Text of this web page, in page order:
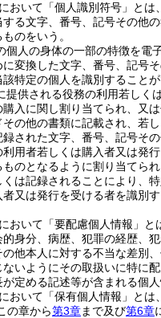
おいて「個人識別符号」とは、
る文字、番号、記号その他
のをいう。
個人の身体の一部の特徴を電
に変換した文字、番号、記号
該特定の個人を識別すること
提供される役務の利用若しく
購入に関し割り当てられ、又
その他の書類に記載され、若
録された文字、番号、記号そ
用者若しくは購入者又は発
ものとなるように割り当てら
くは記録されることにより、
者又は発行を受ける者を識別
おいて「要配慮個人情報」と
身分、病歴、犯罪の経歴、
の他本人に対する不当な差別
ないようにその取扱いに特に
が定める記述等が含まれる個人
おいて「保有個人情報」とは
の章から第3章まで及び第6章